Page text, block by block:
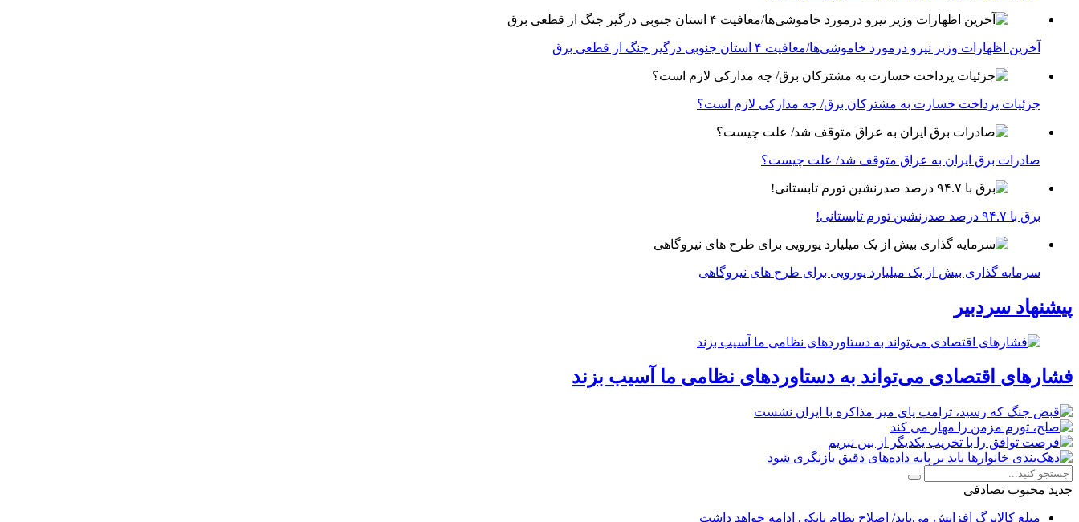
آخرین اظهارات وزیر نیرو درمورد خاموشی‌ها/معافیت ۴ استان جنوبی درگیر جنگ از قطعی برق
جزئیات پرداخت خسارت به مشترکان برق/ چه مدارکی لازم است؟
صادرات برق ایران به عراق متوقف شد/ علت چیست؟
برق با ۹۴.۷ درصد صدرنشین تورم تابستانی!
سرمایه گذاری بیش از یک میلیارد یورویی برای طرح های نیروگاهی
پیشنهاد سردبیر
فشارهای اقتصادی می‌تواند به دستاوردهای نظامی ما آسیب بزند
جدید محبوب تصادفی
مبلغ کالابرگ افزایش می‌یابد/ اصلاح نظام بانکی ادامه خواهد داشت